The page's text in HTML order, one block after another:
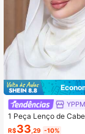
1 Peça Lenço de
de Chiffon de Cor
R$33 ,29 -10%